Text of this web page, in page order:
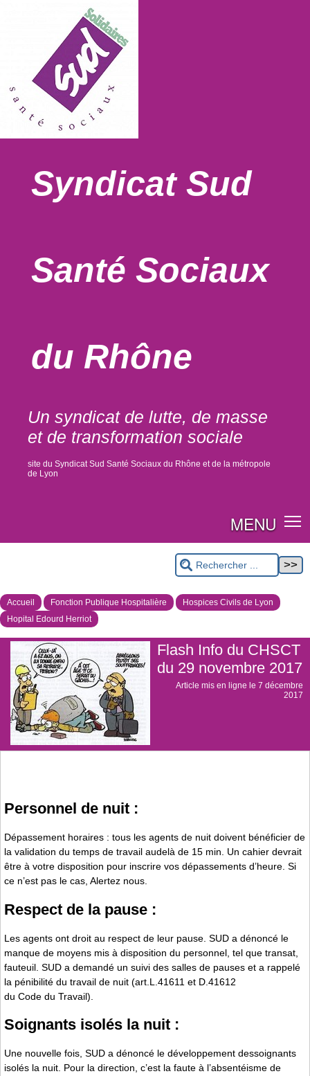
Syndicat Sud
Santé Sociaux
du Rhône
Un syndicat de lutte, de masse
et de transformation sociale
site du Syndicat Sud Santé Sociaux du Rhône et de la métropole
de Lyon
MENU
Accueil Fonction Publique Hospitalière
Hospices Civils de Lyon
Hopital Edourd Herriot
Flash Info du CHSCT
du 29 novembre 2017
Article mis en ligne le 7 décembre
2017
Personnel de nuit :
Dépassement horaires : tous les agents de nuit doivent bénéficier de
la validation du temps de travail au­delà de 15 min. Un cahier devrait
être à votre disposition pour inscrire vos dépassements d’heure. Si
ce n’est pas le cas, Alertez nous.
Respect de la pause :
Les agents ont droit au respect de leur pause. SUD a dénoncé le
manque de moyens mis à disposition du personnel, tel que transat,
fauteuil. SUD a demandé un suivi des salles de pauses et a rappelé
la pénibilité du travail de nuit (art.L.4161­1 et D.4161­2
du Code du Travail).
Soignants isolés la nuit :
Une nouvelle fois, SUD a dénoncé le développement dessoignants
isolés la nuit. Pour la direction, c’est la faute à l’absentéisme de